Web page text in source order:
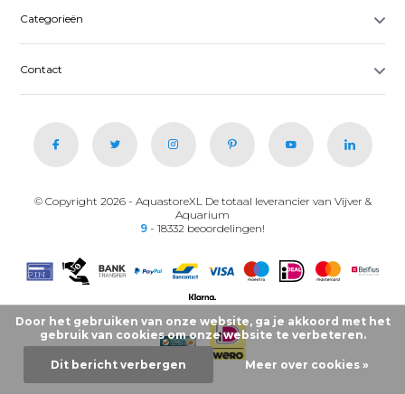
Categorieën
Contact
© Copyright 2026 - AquastoreXL De totaal leverancier van Vijver &
Aquarium
9 - 18332 beoordelingen!
Door het gebruiken van onze website, ga je akkoord met het
gebruik van cookies om onze website te verbeteren.
Dit bericht verbergen Meer over cookies »